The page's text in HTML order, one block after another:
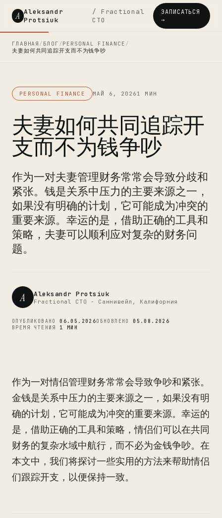
A Aleksandr
Protsiuk
/ Fractional
CTO
ЗАПИСАТЬСЯ
→
ГЛАВНАЯ / БЛОГ /PERSONAL FINANCE /
夫妻如何共同追踪开支而不为钱争吵
PERSONAL FINANCE МАЙ 6, 2026 1 МИН
夫妻如何共同追踪开
支而不为钱争吵
作为一对夫妻管理财务常常会导致分歧和
紧张。钱是关系中压力的主要来源之一，
如果没有明确的计划，它可能成为冲突的
重要来源。幸运的是，借助正确的工具和
策略，夫妻可以顺利应对复杂的财务问
题。
A Aleksandr Protsiuk
Fractional CTO - Саннивейл, Калифорния
ОПУБЛИКОВАНО06.05.2026ОБНОВЛЕНО05.08.2026
ВРЕМЯ ЧТЕНИЯ 1 МИН
作为一对情侣管理财务常常会导致争吵和紧张。
金钱是关系中压力的主要来源之一，如果没有明
确的计划，它可能成为冲突的重要来源。幸运的
是，借助正确的工具和策略，情侣们可以在共同
财务的复杂水域中航行，而不必为金钱争吵。在
本文中，我们将探讨一些实用的方法来帮助情侣
们跟踪开支，以便保持一致。